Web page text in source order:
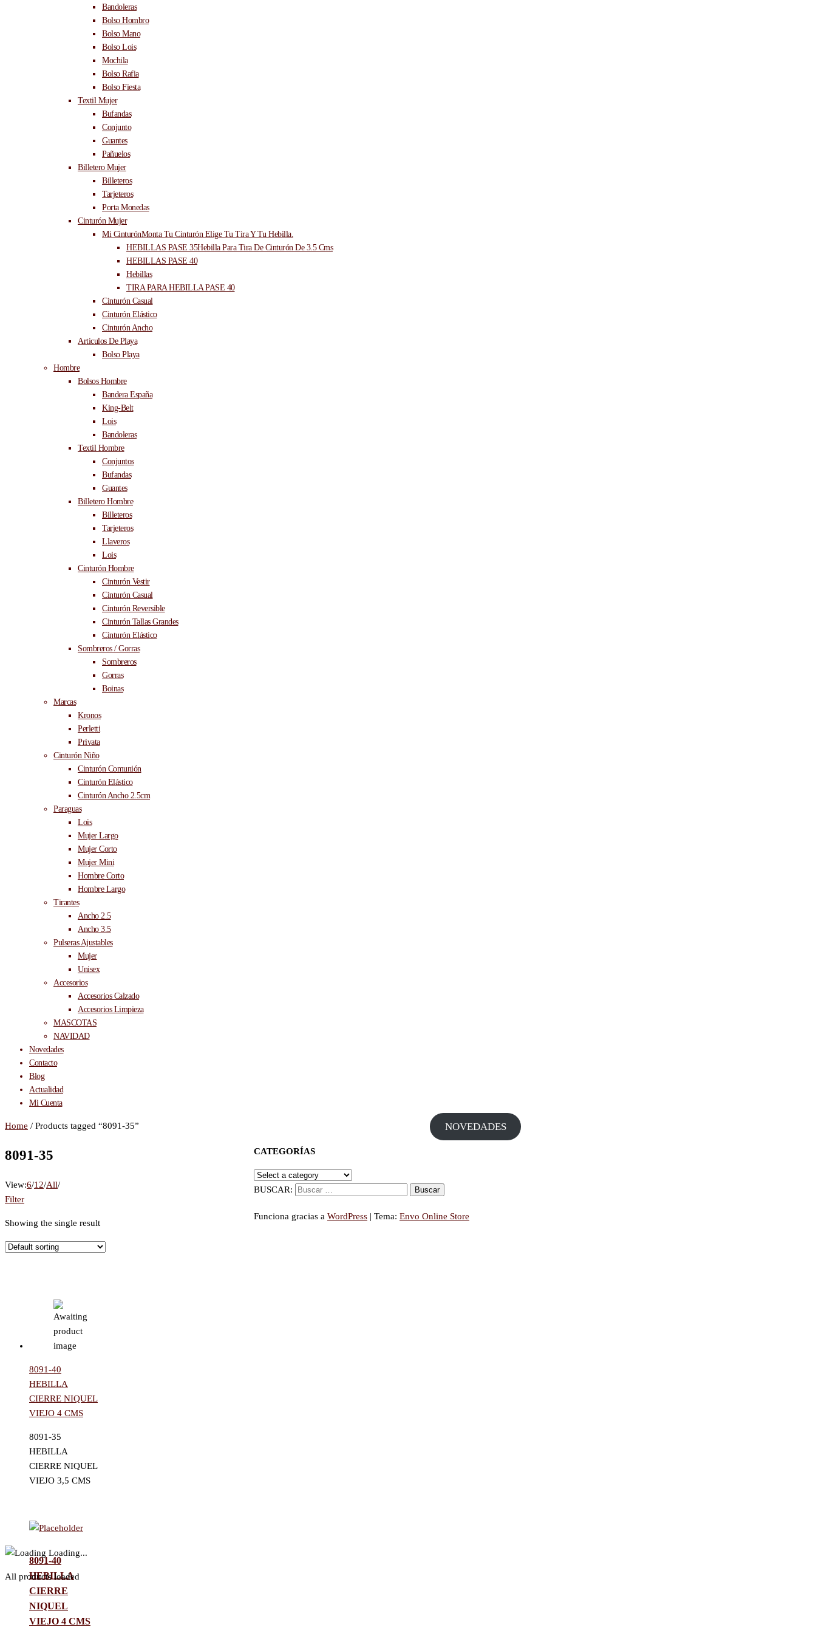
Bandoleras
Bolso Hombro
Bolso Mano
Bolso Lois
Mochila
Bolso Rafia
Bolso Fiesta
Textil Mujer
Bufandas
Conjunto
Guantes
Pañuelos
Billetero Mujer
Billeteros
Tarjeteros
Porta Monedas
Cinturón Mujer
Mi CinturónMonta Tu Cinturón Elige Tu Tira Y Tu Hebilla.
HEBILLAS PASE 35Hebilla Para Tira De Cinturón De 3.5 Cms
HEBILLAS PASE 40
Hebillas
TIRA PARA HEBILLA PASE 40
Cinturón Casual
Cinturón Elástico
Cinturón Ancho
Articulos De Playa
Bolso Playa
Hombre
Bolsos Hombre
Bandera España
King-Belt
Lois
Bandoleras
Textil Hombre
Conjuntos
Bufandas
Guantes
Billetero Hombre
Billeteros
Tarjeteros
Llaveros
Lois
Cinturón Hombre
Cinturón Vestir
Cinturón Casual
Cinturón Reversible
Cinturón Tallas Grandes
Cinturón Elástico
Sombreros / Gorras
Sombreros
Gorras
Boinas
Marcas
Kronos
Perletti
Privata
Cinturón Niño
Cinturón Comunión
Cinturón Elástico
Cinturón Ancho 2.5cm
Paraguas
Lois
Mujer Largo
Mujer Corto
Mujer Mini
Hombre Corto
Hombre Largo
Tirantes
Ancho 2.5
Ancho 3.5
Pulseras Ajustables
Mujer
Unisex
Accesorios
Accesorios Calzado
Accesorios Limpieza
MASCOTAS
NAVIDAD
Novedades
Contacto
Blog
Actualidad
Mi Cuenta
Home / Products tagged “8091-35”
8091-35
View:6/12/All/
Filter
Showing the single result
8091-40
HEBILLA
CIERRE NIQUEL
VIEJO 4 CMS
8091-35
HEBILLA
CIERRE NIQUEL
VIEJO 3,5 CMS
8091-40
HEBILLA
CIERRE
NIQUEL
VIEJO 4 CMS
Loading...
All products loaded
NOVEDADES
CATEGORÍAS
BUSCAR:
Funciona gracias a WordPress | Tema: Envo Online Store